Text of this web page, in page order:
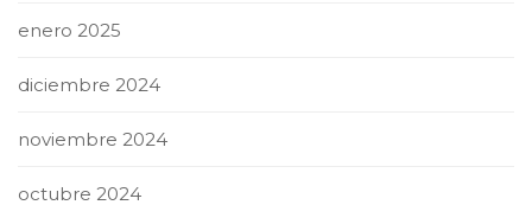
enero 2025
diciembre 2024
noviembre 2024
octubre 2024